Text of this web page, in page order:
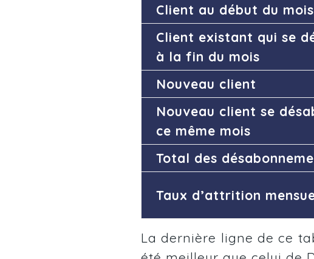
Client au début du mois
Client existant qui se
à la fin du mois
Nouveau client
Nouveau client se
ce même mois
Total des
Taux d’attrition
La dernière ligne de ce